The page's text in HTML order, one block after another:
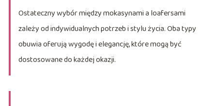
Ostateczny wybór między mokasynami a loafersami
zależy od indywidualnych potrzeb i stylu życia. Oba typy
obuwia oferują wygodę i elegancję, które mogą być
dostosowane do każdej okazji.